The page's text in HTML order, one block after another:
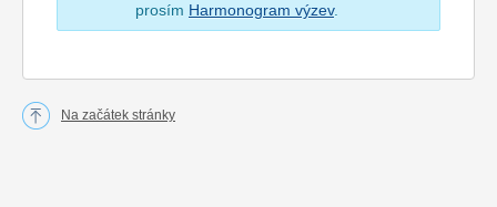
prosím Harmonogram výzev.
Na začátek stránky